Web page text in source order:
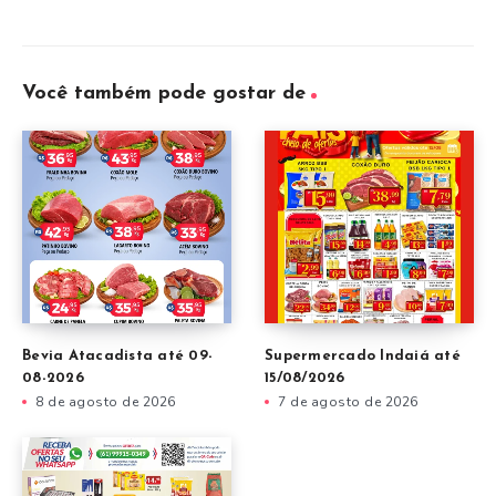
Você também pode gostar de
Bevia Atacadista até 09-
08-2026
8 de agosto de 2026
Supermercado Indaiá até
15/08/2026
7 de agosto de 2026